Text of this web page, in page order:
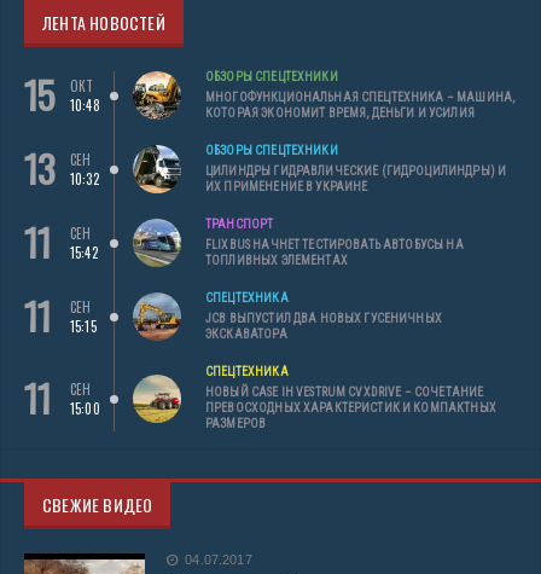
ЛЕНТА НОВОСТЕЙ
15
ОКТ
10:48
ОБЗОРЫ СПЕЦТЕХНИКИ
МНОГОФУНКЦИОНАЛЬНАЯ СПЕЦТЕХНИКА – МАШИНА,
КОТОРАЯ ЭКОНОМИТ ВРЕМЯ, ДЕНЬГИ И УСИЛИЯ
13
СЕН
10:32
ОБЗОРЫ СПЕЦТЕХНИКИ
ЦИЛИНДРЫ ГИДРАВЛИЧЕСКИЕ (ГИДРОЦИЛИНДРЫ) И
ИХ ПРИМЕНЕНИЕ В УКРАИНЕ
11
СЕН
15:42
ТРАНСПОРТ
FLIXBUS НАЧНЕТ ТЕСТИРОВАТЬ АВТОБУСЫ НА
ТОПЛИВНЫХ ЭЛЕМЕНТАХ
11
СЕН
15:15
СПЕЦТЕХНИКА
JCB ВЫПУСТИЛ ДВА НОВЫХ ГУСЕНИЧНЫХ
ЭКСКАВАТОРА
11
СЕН
15:00
СПЕЦТЕХНИКА
НОВЫЙ CASE IH VESTRUM CVXDRIVE – СОЧЕТАНИЕ
ПРЕВОСХОДНЫХ ХАРАКТЕРИСТИК И КОМПАКТНЫХ
РАЗМЕРОВ
СВЕЖИЕ ВИДЕО
04.07.2017